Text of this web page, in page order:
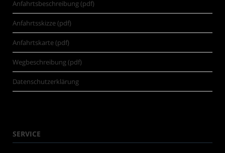
Anfahrtsbeschreibung (pdf)
Anfahrtsskizze (pdf)
Anfahrtskarte (pdf)
Wegbeschreibung (pdf)
Datenschutzerklärung
SERVICE